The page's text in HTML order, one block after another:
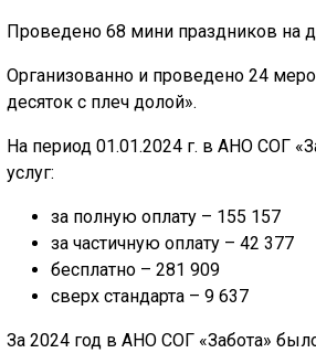
Проведено 68 мини праздников на
Организованно и проведено 24
десяток с плеч долой».
На период 01.01.2024 г. в АНО СОГ
услуг:
за полную оплату – 155 157
за частичную оплату – 42 377
бесплатно – 281 909
сверх стандарта – 9 637
За 2024 год в АНО СОГ «Забота»